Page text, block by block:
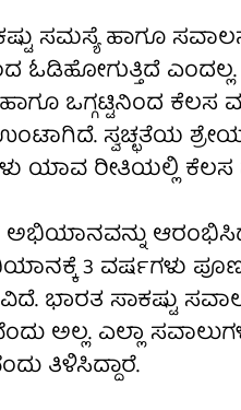
ಸಮಸ್ಯೆ ಹಾಗೂ
ಓಡಿಹೋಗುತ್ತಿದೆ
ಹಾಗೂ ಒಗ್ಗಟ್ಟಿನಿಂದ
ಸ್ವಚ್ಛತೆಯ
ಯಾವ ರೀತಿಯಲ್ಲಿ ಕೆಲಸ
ಅಭಿಯಾನವನ್ನು
3 ವರ್ಷಗಳು
ಭಾರತ ಸಾಕಷ್ಟು
ಅಲ್ಲ. ಎಲ್ಲಾ
ತಿಳಿಸಿದ್ದಾರೆ.